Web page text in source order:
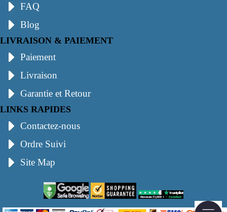
FAQ
Blog
LIVRAISON & PAIEMENT
Paiement
Livraison
Garantie et Retour
LINKS RAPIDES
Contactez-nous
Ordre Suivi
Site Map